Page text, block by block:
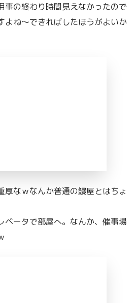
事の終わり時間見えなかったので
よね〜できればしたほうがよいか
厚なｗなんか普通の鰻屋とはちょ
ベータで部屋へ。なんか、催事場